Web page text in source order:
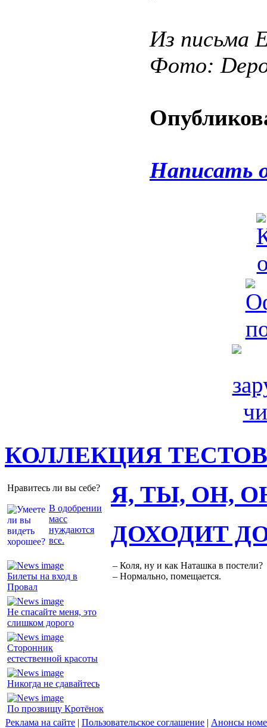
Из письма
Фото:
Написать
КОЛЛЕКЦИЯ ТЕСТОВ
Нравитесь ли вы себе?
В одобрении
масс
нуждаются
все.
Я, ТЫ, ОН,
Билеты на вход в
Провал
Не спасайте меня, это
слишком дорого
Сторонник
естественной красоты
Никогда не сдавайтесь
По прозвищу Кротёнок
ДОХОДИТ
– Коля, ну и как Наташка в постели?
– Нормально, помещается.
Реклама на сайте | Пользовательское соглашение | Анонсы